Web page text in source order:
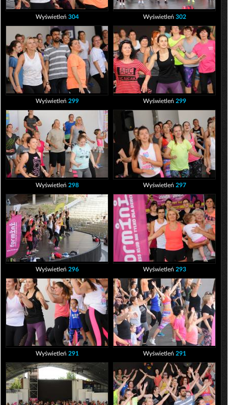
Wyświetleń 304 Wyświetleń 302
Wyświetleń 299 Wyświetleń 299
Wyświetleń 298 Wyświetleń 297
Wyświetleń 296 Wyświetleń 293
Wyświetleń 291 Wyświetleń 291